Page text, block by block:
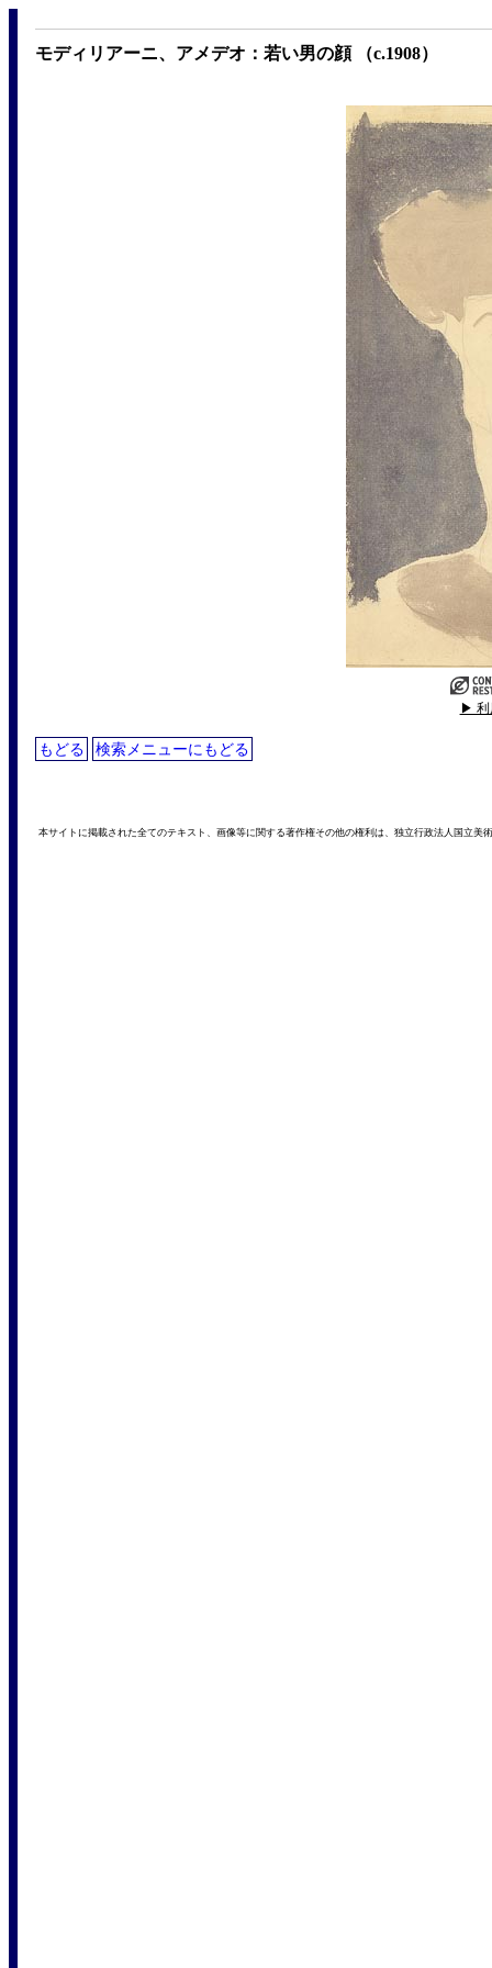
モディリアーニ、アメデオ：若い男の顔 （c.1908）
▶ 利
もどる 検索メニューにもどる
本サイトに掲載された全てのテキスト、画像等に関する著作権その他の権利は、独立行政法人国立